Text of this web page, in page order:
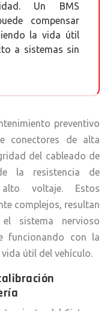
Un BMS
compensar
la vida útil
a sistemas sin
preventivo
conectores de alta
del cableado de
la resistencia de
voltaje. Estos
complejos, resultan
sistema nervioso
funcionando con la
útil del vehículo.